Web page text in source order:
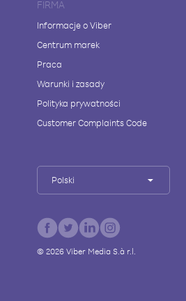
FIRMA
Informacje o Viber
Centrum marek
Praca
Warunki i zasady
Polityka prywatności
Customer Complaints Code
Polski
© 2026Viber Media S.à r.l.